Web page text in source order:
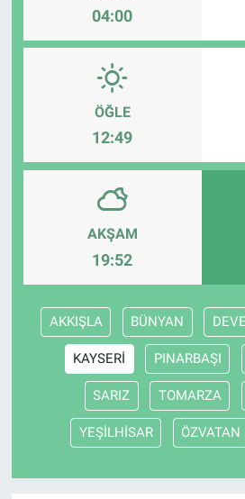
04:00
ÖĞLE
12:49
AKŞAM
19:52
AKKIŞLA BÜNYAN
KAYSERİ PINARBAŞI
SARIZ TOMARZA
YEŞİLHİSAR ÖZVATAN